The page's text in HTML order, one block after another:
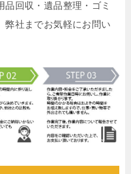
回収・遺品整理・ゴミ
弊社までお気軽にお問い